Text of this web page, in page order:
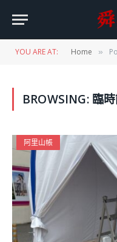
YOU ARE AT: Home »
BROWSING: 臨
阿里山帳